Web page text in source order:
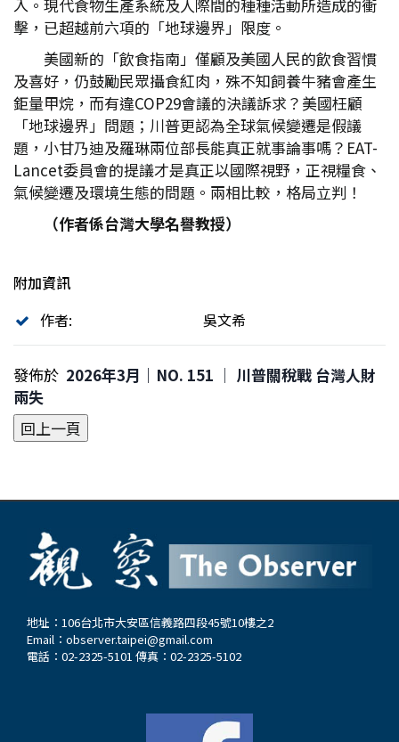
入。現代食物生產系統及人際間的種種活動所造成的衝
擊，已超越前六項的「地球邊界」限度。
美國新的「飲食指南」僅顧及美國人民的飲食習慣
及喜好，仍鼓勵民眾攝食紅肉，殊不知飼養牛豬會產生
鉅量甲烷，而有違COP29會議的決議訴求？美國枉顧
「地球邊界」問題；川普更認為全球氣候變遷是假議
題，小甘乃迪及羅琳兩位部長能真正就事論事嗎？EAT-
Lancet委員會的提議才是真正以國際視野，正視糧食、
氣候變遷及環境生態的問題。兩相比較，格局立判！
（作者係台灣大學名譽教授）
附加資訊
作者:
吳文希
發佈於 2026年3月｜NO. 151 │ 川普關稅戰 台灣人財
兩失
地址：106台北市大安區信義路四段45號10樓之2
Email： observer.taipei@gmail.com
電話：02-2325-5101 傳真：02-2325-5102